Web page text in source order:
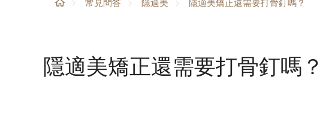
常見問答 隱適美
隱適美矯正還需要打骨釘嗎？